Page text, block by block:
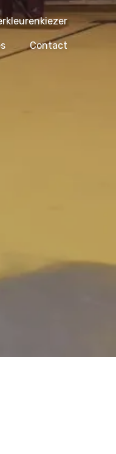
Contact